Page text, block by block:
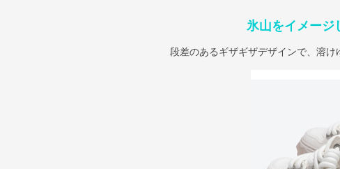
氷山をイメージ
段差のあるギザギザデザインで、溶